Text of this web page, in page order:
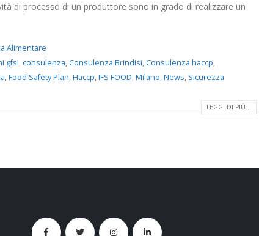
di processo di un produttore sono in grado di realizzare un
Alimentare
gfsi, consulenza,Consulenza Brindisi,Consulenza haccp,
,Food Safety Plan,Haccp,IFS FOOD,Milano,News, Sicurezza
LEGGI DI PIÙ...